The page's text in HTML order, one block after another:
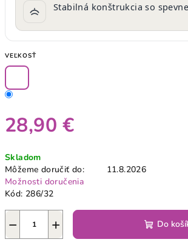
Stabilná konštrukcia so
VEĽKOSŤ
28,90 €
cena:
Skladom
Môžeme doručiť do:
11.8.2026
Možnosti doručenia
Kód: 286/32
+
− Do